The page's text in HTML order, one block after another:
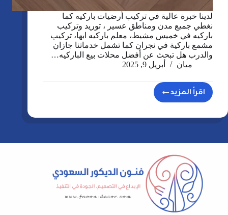
لدينا خبرة عالية في تركيب أرضيات باركيه كما
نغطي جميع مدن ومناطق عسير ، توريد وتركيب
باركيه في خميس مشيط، معلم باركيه ابها، تركيب
مشمع باركية في نجران كما تشمل خدماتنا جازان
والدرب هل تبحث عن أفضل محلات بيع الباركيه…
ميان
أبريل 9, 2025
اقرأ المزيد
تركيب
معلم
باركية
ابها،
خميس